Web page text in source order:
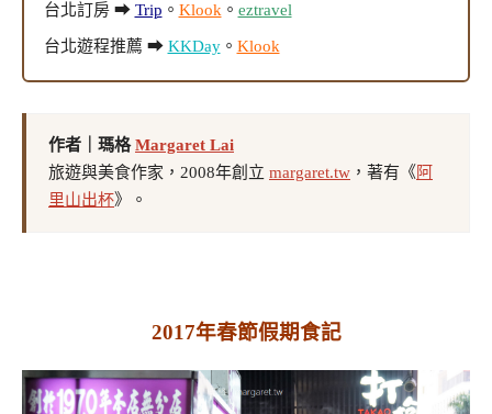
台北訂房 ➡ Trip 。 Klook 。 eztravel
台北遊程推薦 ➡ KKDay。 Klook
作者｜瑪格Margaret Lai
旅遊與美食作家，2008年創立 margaret.tw ，著有《阿
里山出杯》。
2017年春節假期食記